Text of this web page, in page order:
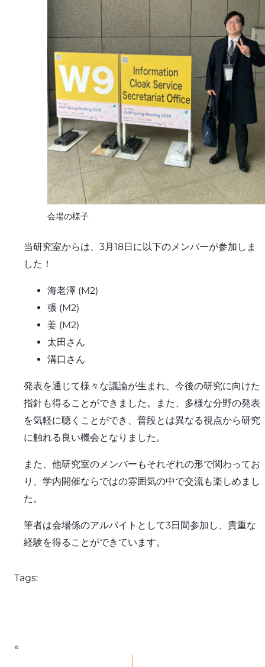
会場の様子
当研究室からは、3月18日に以下のメンバーが参加しま
した！
海老澤 (M2)
張 (M2)
姜 (M2)
太田さん
溝口さん
発表を通じて様々な議論が生まれ、今後の研究に向けた
指針も得ることができました。また、多様な分野の発表
を気軽に聴くことができ、普段とは異なる視点から研究
に触れる良い機会となりました。
また、他研究室のメンバーもそれぞれの形で関わってお
り、学内開催ならではの雰囲気の中で交流も楽しめまし
た。
筆者は会場係のアルバイトとして3日間参加し、貴重な
経験を得ることができています。
Tags:
«